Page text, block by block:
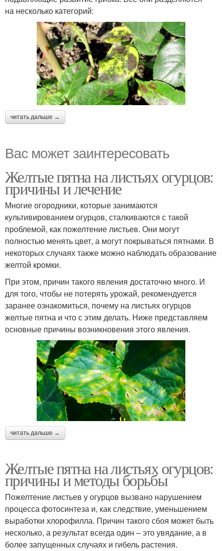
на несколько категорий:
читать дальше →
Вас может заинтересовать
Желтые пятна на листьях огурцов:
причины и лечение
Многие огородники, которые занимаются
культивированием огурцов, сталкиваются с такой
проблемой, как пожелтение листьев. Они могут
полностью менять цвет, а могут покрываться пятнами. В
некоторых случаях также можно наблюдать образование
желтой кромки.
При этом, причин такого явления достаточно много. И
для того, чтобы не потерять урожай, рекомендуется
заранее ознакомиться, почему на листьях огурцов
желтые пятна и что с этим делать. Ниже представляем
основные причины возникновения этого явления.
читать дальше →
Желтые пятна на листьях огурцов:
причины и методы борьбы
Пожелтение листьев у огурцов вызвано нарушением
процесса фотосинтеза и, как следствие, уменьшением
выработки хлорофилла. Причин такого сбоя может быть
несколько, а результат всегда один – это увядание, а в
более запущенных случаях и гибель растения.